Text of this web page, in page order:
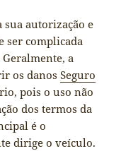
sua autorização e
ser complicada
a
os danosSeguro
pois o uso não
dos termos da
é o
dirige o veículo.